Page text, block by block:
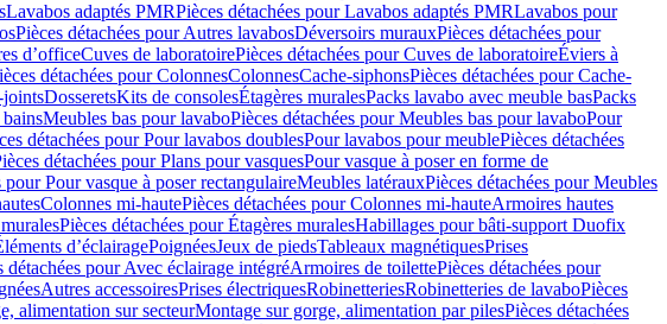
Lavabos adaptés PMRPièces détachées pour Lavabos adaptés PMRLavabos pour
Pièces détachées pour Autres lavabosDéversoirs murauxPièces détachées pour
dʼofficeCuves de laboratoirePièces détachées pour Cuves de laboratoireÉviers à
détachées pour ColonnesColonnesCache-siphonsPièces détachées pour Cache-
DosseretsKits de consolesÉtagères muralesPacks lavabo avec meuble basPacks
Meubles bas pour lavaboPièces détachées pour Meubles bas pour lavaboPour
détachées pour Pour lavabos doublesPour lavabos pour meublePièces détachées
détachées pour Plans pour vasquesPour vasque à poser en forme de
pour Pour vasque à poser rectangulaireMeubles latérauxPièces détachées pour Meubles
Colonnes mi-hautePièces détachées pour Colonnes mi-hauteArmoires hautes
Pièces détachées pour Étagères muralesHabillages pour bâti-support Duofix
d’éclairagePoignéesJeux de piedsTableaux magnétiquesPrises
détachées pour Avec éclairage intégréArmoires de toilettePièces détachées pour
Autres accessoiresPrises électriquesRobinetteriesRobinetteries de lavaboPièces
alimentation sur secteurMontage sur gorge, alimentation par pilesPièces détachées